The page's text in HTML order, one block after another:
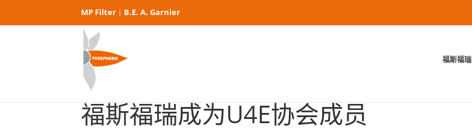
MP Filter | B.E. A. Garnier
福斯福瑞
福斯福瑞成为U4E协会成员